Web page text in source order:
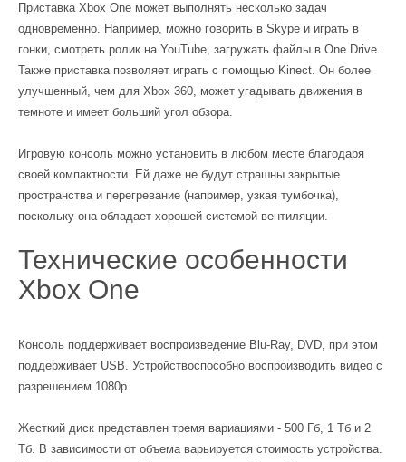
Приставка Xbox One может выполнять несколько задач
одновременно. Например, можно говорить в Skype и играть в
гонки, смотреть ролик на YouTube, загружать файлы в One Drive.
Также приставка позволяет играть с помощью Kinect. Он более
улучшенный, чем для Xbox 360, может угадывать движения в
темноте и имеет больший угол обзора.
Игровую консоль можно установить в любом месте благодаря
своей компактности. Ей даже не будут страшны закрытые
пространства и перегревание (например, узкая тумбочка),
поскольку она обладает хорошей системой вентиляции.
Технические особенности
Xbox One
Консоль поддерживает воспроизведение Blu-Ray, DVD, при этом
поддерживает USB. Устройствоспособно воспроизводить видео с
разрешением 1080р.
Жесткий диск представлен тремя вариациями - 500 Гб, 1 Тб и 2
Тб. В зависимости от объема варьируется стоимость устройства.